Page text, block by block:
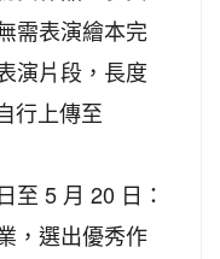
需表演繪本完
演片段，長度
行上傳至
至 5 月 20 日：
，選出優秀作